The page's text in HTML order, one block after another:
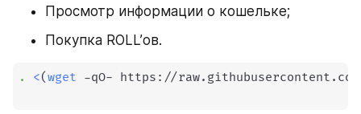
Просмотр информации о кошельке;
Покупка ROLL’ов.
. <(wget -qO- https://